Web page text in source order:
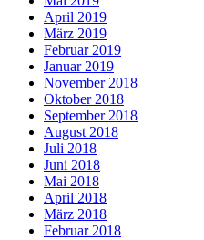
April 2019
März 2019
Februar 2019
Januar 2019
November 2018
Oktober 2018
September 2018
August 2018
Juli 2018
Juni 2018
Mai 2018
April 2018
März 2018
Februar 2018